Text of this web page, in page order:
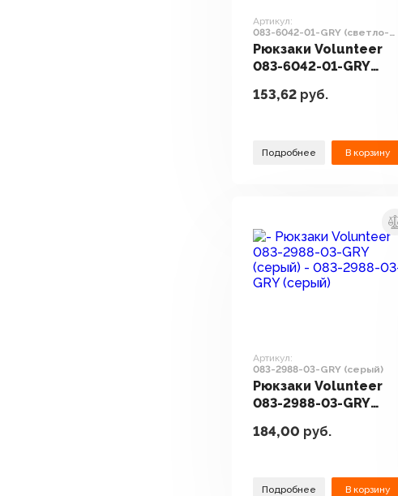
Артикул:
083-6042-01-GRY (светло-
серый)
Рюкзаки Volunteer
083-6042-01-GRY
153,62 руб.
Подробнее В корзину
Артикул:
083-2988-03-GRY (серый)
Рюкзаки Volunteer
083-2988-03-GRY
184,00 руб.
Подробнее В корзину